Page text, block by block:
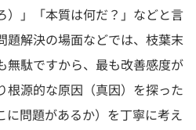
）」「本質は何だ？」などと言
題解決の場面などでは、枝葉末
無駄ですから、最も改善感度が
根源的な原因（真因）を探った
に問題があるか）を丁寧に考え